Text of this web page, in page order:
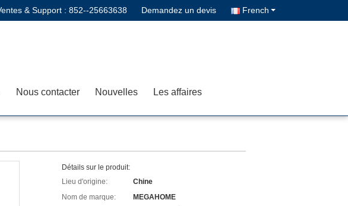
& Support : 852--25663638 Demandez un devis French
Nous contacter Nouvelles Les affaires
Détails sur le produit:
Lieu d'origine:
Chine
Nom de marque:
MEGAHOME